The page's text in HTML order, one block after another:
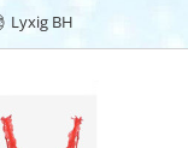
Lyxig BH